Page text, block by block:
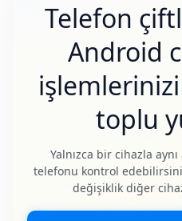
Telefon
Android
toplu
Yalnızca bir cihazla
telefonu kontrol
değişiklik diğer